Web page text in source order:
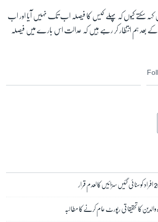
کہہ سکتے کیوں کہ پہلے کیس کا فیصلہ اب تک نہیں آیا اور اب
کے بعد ہم انتظار کر رہے ہیں کہ عدالت اس بارے میں فیصلہ
کا تحقیقاتی رپورٹ عام کرنے کا مطالبہ